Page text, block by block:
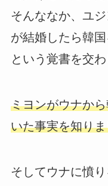
そんななか、ユ
が結婚したら韓
という覚書を交
ミヨンがウナか
いた事実を知り
そしてウナに憤